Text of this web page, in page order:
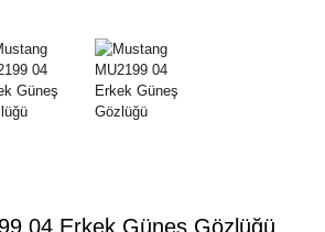
04 Erkek Güneş Gözlüğü